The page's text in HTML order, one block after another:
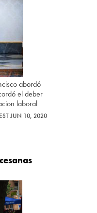
abordó
el deber
laboral
JUN 10, 2020